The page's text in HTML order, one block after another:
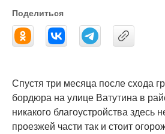
Поделиться
Спустя три месяца после схода
бордюра на улице Ватутина в
никакого благоустройства здесь
проезжей части так и стоит